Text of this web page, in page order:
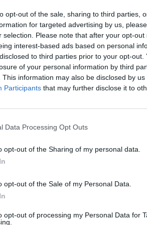
opt-out of the sale, sharing to third parties,
for targeted advertising by us,
selection. Please note that after your opt-
interest-based ads based on personal
to third parties prior to your opt-
of your personal information by third
This information may also be disclosed by
Participants that may further disclose it to
Data Processing Opt Outs
opt-out of the Sharing of my personal data.
opt-out of the Sale of my Personal Data.
opt-out of processing my Personal Data for
sportas bėgimas Video
liko
medžius